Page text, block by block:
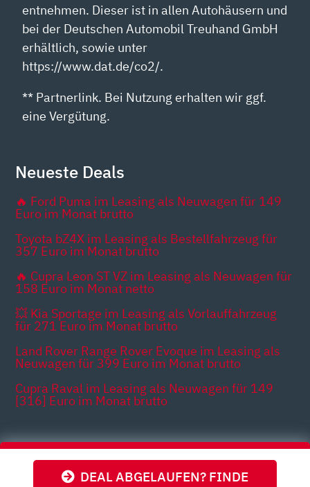
DEAL ABGELAUFEN? FINDE
entnehmen. Dieser ist in allen Autohäusern und
bei der Deutschen Automobil Treuhand GmbH
erhältlich, sowie unter
https://www.dat.de/co2/.
** Partnerlink. Bei Nutzung erhalten wir ggf.
eine Vergütung.
Neueste Deals
🔥 Ford Puma im Leasing als Neuwagen für 149
Euro im Monat brutto
Toyota bZ4X im Leasing als Bestellfahrzeug für
357 Euro im Monat brutto
🔥 Cupra Leon ST VZ im Leasing als Neuwagen für
158 Euro im Monat netto
💥 Kia Sportage im Leasing als Vorlauffahrzeug
für 271 Euro im Monat brutto
Land Rover Range Rover Evoque im Leasing als
Neuwagen für 399 Euro im Monat brutto
Cupra Raval im Leasing als Neuwagen für 149
[316] Euro im Monat brutto